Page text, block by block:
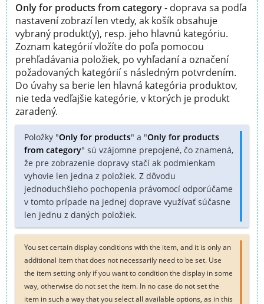
Only for products from category- doprava sa podľa
nastavení zobrazí len vtedy, ak košík obsahuje
vybraný produkt(y), resp. jeho hlavnú kategóriu.
Zoznam kategórií vložíte do poľa pomocou
prehľadávania položiek, po vyhľadaní a označení
požadovaných kategórií s následným potvrdením.
Do úvahy sa berie len hlavná kategória produktov,
nie teda vedľajšie kategórie, v ktorých je produkt
zaradený.
Položky "Only for products" a "Only for products
from category" sú vzájomne prepojené, čo znamená,
že pre zobrazenie dopravy stačí ak podmienkam
vyhovie len jedna z položiek. Z dôvodu
jednoduchšieho pochopenia právomocí odporúčame
v tomto prípade na jednej doprave využívať súčasne
len jednu z daných položiek.
You set certain display conditions with the item, and it is only an
additional item that does not necessarily need to be set. Use
the item setting only if you want to condition the display in some
way, otherwise do not set the item. In no case do not set the
item in such a way that you select all available options, as in this